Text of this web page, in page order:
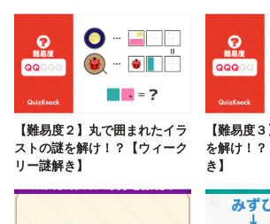
【難易度２】丸で囲まれたイラ
ストの謎を解け！？【ウィーク
リー謎解き】
【難易度
を解け！
き】